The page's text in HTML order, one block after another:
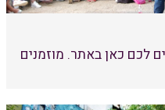
לכם כאן באתר. מוזמנים